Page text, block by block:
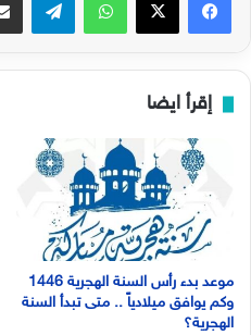
إقرأ ايضا
موعد بدء رأس السنة الهجرية 1446
وكم يوافق ميلادياً .. متى تبدأ السنة
الهجرية؟